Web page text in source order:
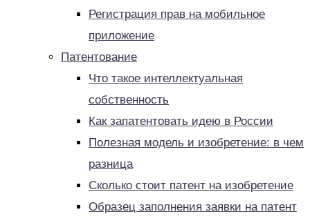
Регистрация прав на мобильное
приложение
Патентование
Что такое интеллектуальная
собственность
Как запатентовать идею в России
Полезная модель и изобретение: в чем
разница
Сколько стоит патент на изобретение
Образец заполнения заявки на патент